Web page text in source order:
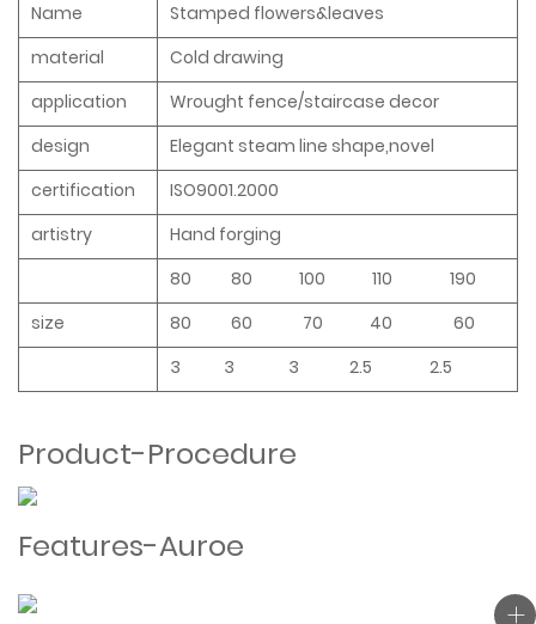
Name
Stamped flowers&leaves
material
Cold drawing
application
Wrought fence/staircase decor
design
Elegant steam line shape,novel
certification
ISO9001.2000
artistry
Hand forging
80 80 100 110 190
size
80 60 70 40 60
3 3 3 2.5 2.5
Product-Procedure
Features-Auroe